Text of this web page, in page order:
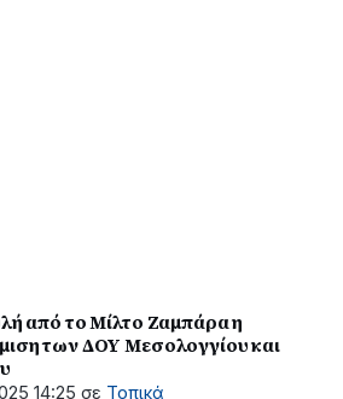
από το Μίλτο Ζαμπάρα η
των ΔΟΥ Μεσολογγίου και
14:25 σε Τοπικά